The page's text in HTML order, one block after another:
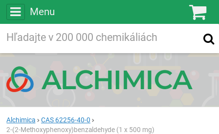
Menu
Vyhľadávanie
Alchimica
CAS 62256-40-0
2-(2-Methoxyphenoxy)benzaldehyde (1 x 500 mg)